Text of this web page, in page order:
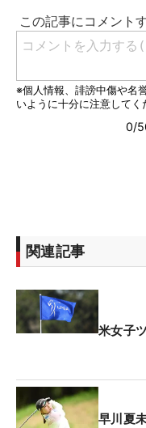
関連記事
米女子
早川夏